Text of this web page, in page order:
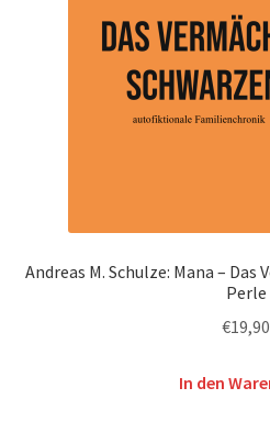
Andreas M. Schulze: Mana –
Perle
€19,90
In den